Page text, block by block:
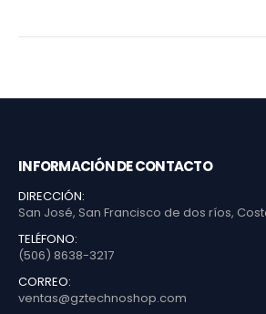
INFORMACIÓN DE CONTACTO
DIRECCIÓN:
San José, San Francisco de dos ríos,
TELÉFONO:
(506) 8638-3217
CORREO:
ventas@gztechnoshop.com